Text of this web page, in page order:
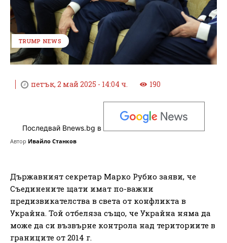
TRUMP NEWS
петък, 2 май 2025 - 14:04 ч. 190
Последвай Bnews.bg в
Автор Ивайло Станков
Държавният секретар Марко Рубио заяви, че
Съединените щати имат по-важни
предизвикателства в света от конфликта в
Украйна. Той отбеляза също, че Украйна няма да
може да си възвърне контрола над териториите в
границите от 2014 г.